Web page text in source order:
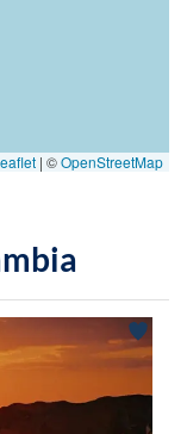
| ©OpenStreetMap